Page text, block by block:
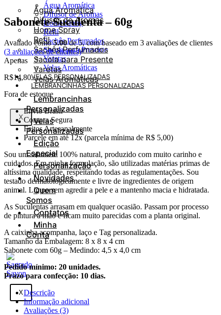
Água Aromática
Difusor de Aromas
Home Spray
Refil
Sachês Perfumados
Sacola para Presente
Varetas
Velas Aromáticas
VELAS PERSONALIZADAS
LEMBRANCINHAS PERSONALIZADAS
X
Água Aromática
Difusor de Aromas
Home Spray
Refil
Sachês Perfumados
Sacola para Presente
Varetas
Velas Aromáticas
Lembrancinhas
Personalizadas
Velas
Personalizadas
Edição
Especial
Personalização
Novidades
Quem
Somos
Contatos
Minha
Conta
X
Sabonete Suculenta – 60g
Avaliado como5.00de 5, com baseado em 3 avaliações de clientes
(3 avaliações de clientes)
Apenas
R$14,80
Fora de estoque
Envio Brasil
Compra Segura
Feitos Artesanalmente
Parcele em até 12x (parcela mínima de R$ 5,00)
Sou um sabonete 100% natural, produzido com muito carinho e
cuidados. Em minha formulação, são utilizadas matérias primas de
altíssima qualidade, respeitando todas as regulamentações. Sou
testado dermatologicamente e livre de ingredientes de origem
animal. Limpo sem agredir a pele e a mantenho macia e hidratada.
As Suculentas arrasam em qualquer ocasião. Passam por processo
de pintura á mão e ficam muito parecidas com a planta original.
A caixinha acompanha, laço e Tag personalizada.
Tamanho da Embalagem: 8 x 8 x 4 cm
Sabonete com 60g – Medindo: 4,5 x 4,0 cm
Pedido mínimo: 20 unidades.
Prazo para confecção: 10 dias.
Descrição
Informação adicional
Avaliações (3)